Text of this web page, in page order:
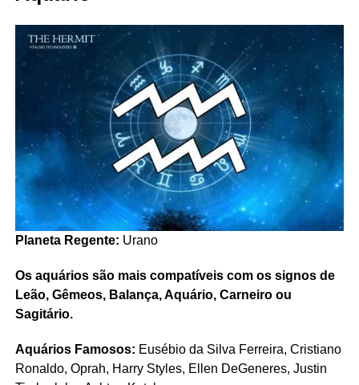
Planeta Regente: Urano
Os aquários são mais compatíveis com os signos de
Leão, Gêmeos, Balança, Aquário, Carneiro ou
Sagitário.
Aquários Famosos: Eusébio da Silva Ferreira, Cristiano
Ronaldo, Oprah, Harry Styles, Ellen DeGeneres, Justin